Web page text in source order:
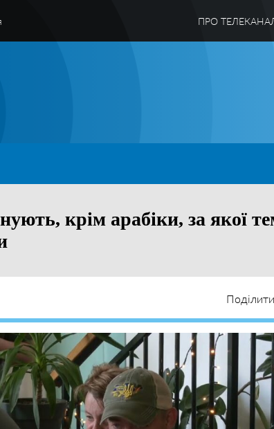
ПРО
крім арабіки, за якої